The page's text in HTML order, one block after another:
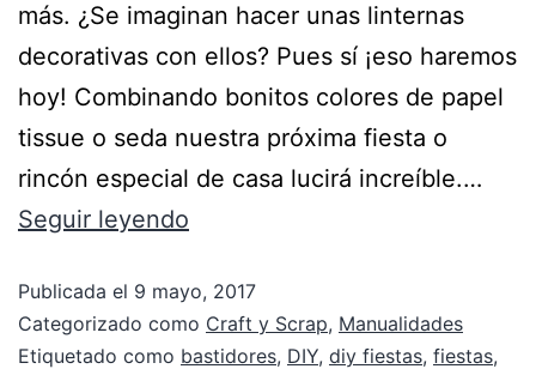
más. ¿Se imaginan hacer unas linternas
decorativas con ellos? Pues sí ¡eso haremos
hoy! Combinando bonitos colores de papel
tissue o seda nuestra próxima fiesta o
rincón especial de casa lucirá increíble.…
Seguir leyendo
Publicada el 9 mayo, 2017
Categorizado como Craft y Scrap, Manualidades
Etiquetado como bastidores, DIY, diy fiestas, fiestas,